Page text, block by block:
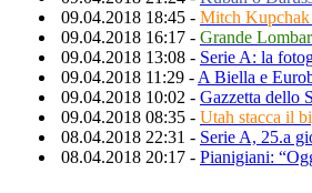
09.04.2018 18:45 - Mitch
09.04.2018 16:17 - Grande
09.04.2018 13:08 - Serie A: la
09.04.2018 11:29 - A Biella e
09.04.2018 10:02 - Gazzetta dello
09.04.2018 08:35 - Utah stacca il
08.04.2018 22:31 - Serie A, 25.a
08.04.2018 20:17 - Pianigiani: